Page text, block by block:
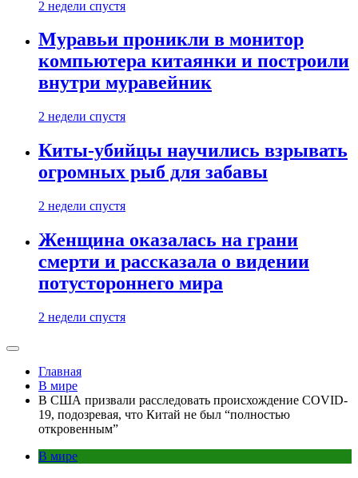
2 недели спустя
Муравьи проникли в монитор
компьютера китаянки и построили
внутри муравейник
2 недели спустя
Киты-убийцы научились взрывать
огромных рыб для забавы
2 недели спустя
Женщина оказалась на грани
смерти и рассказала о видении
потустороннего мира
2 недели спустя
Главная
В мире
В США призвали расследовать происхождение COVID-
19, подозревая, что Китай не был “полностью
откровенным”
В мире